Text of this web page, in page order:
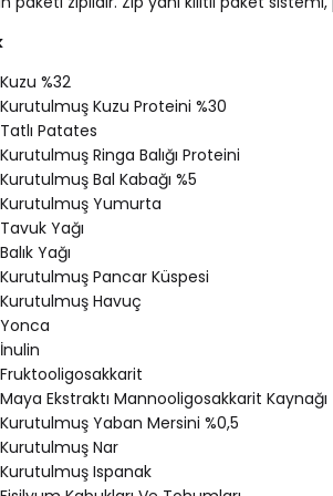
Kuzu %32
Kurutulmuş Kuzu Proteini %30
Tatlı Patates
Kurutulmuş Ringa Balığı Proteini
Kurutulmuş Bal Kabağı %5
Kurutulmuş Yumurta
Tavuk Yağı
Balık Yağı
Kurutulmuş Pancar Küspesi
Kurutulmuş Havuç
Yonca
İnulin
Fruktooligosakkarit
Maya Ekstraktı Mannooligosakkarit Kaynağı
Kurutulmuş Yaban Mersini %0,5
Kurutulmuş Nar
Kurutulmuş Ispanak